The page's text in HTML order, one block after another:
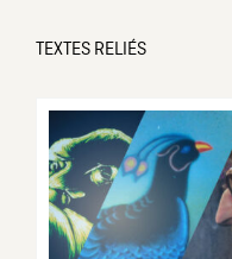
TEXTES RELIÉS